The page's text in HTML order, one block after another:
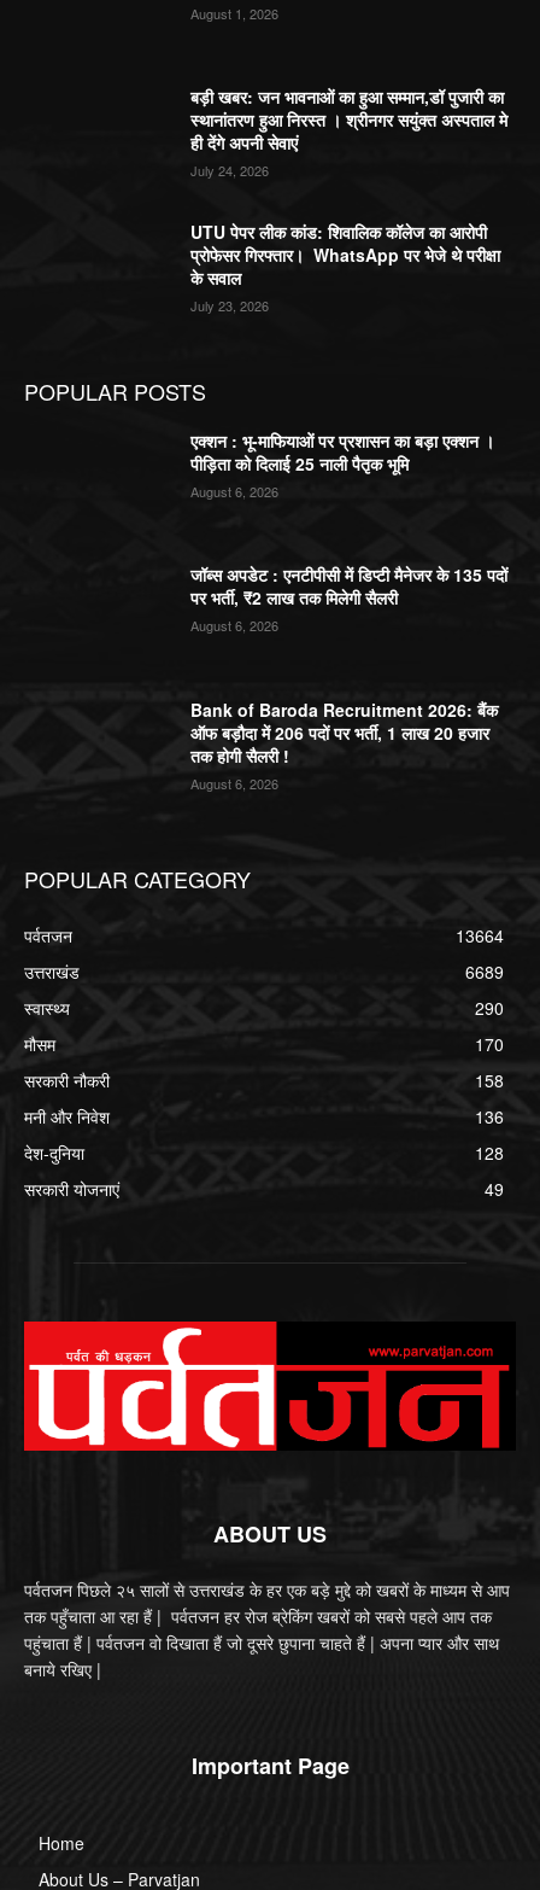
August 1, 2026
बड़ी खबर: जन भावनाओं का हुआ सम्मान,डॉ पुजारी का
स्थानांतरण हुआ निरस्त । श्रीनगर सयुंक्त अस्पताल मे
ही देंगे अपनी सेवाएं
July 24, 2026
UTU पेपर लीक कांड: शिवालिक कॉलेज का आरोपी
प्रोफेसर गिरफ्तार। WhatsApp पर भेजे थे परीक्षा
के सवाल
July 23, 2026
POPULAR POSTS
एक्शन : भू-माफियाओं पर प्रशासन का बड़ा एक्शन ।
पीड़िता को दिलाई 25 नाली पैतृक भूमि
August 6, 2026
जॉब्स अपडेट : एनटीपीसी में डिप्टी मैनेजर के 135 पदों
पर भर्ती, ₹2 लाख तक मिलेगी सैलरी
August 6, 2026
Bank of Baroda Recruitment 2026: बैंक
ऑफ बड़ौदा में 206 पदों पर भर्ती, 1 लाख 20 हजार
तक होगी सैलरी !
August 6, 2026
POPULAR CATEGORY
पर्वतजन
13664
उत्तराखंड
6689
स्वास्थ्य
290
मौसम
170
सरकारी नौकरी
158
मनी और निवेश
136
देश-दुनिया
128
सरकारी योजनाएं
49
ABOUT US
पर्वतजन पिछले २५ सालों से उत्तराखंड के हर एक बड़े मुद्दे को खबरों के माध्यम से आप
तक पहुँचाता आ रहा हैं | पर्वतजन हर रोज ब्रेकिंग खबरों को सबसे पहले आप तक
पहुंचाता हैं | पर्वतजन वो दिखाता हैं जो दूसरे छुपाना चाहते हैं | अपना प्यार और साथ
बनाये रखिए |
Important Page
Home
About Us – Parvatjan